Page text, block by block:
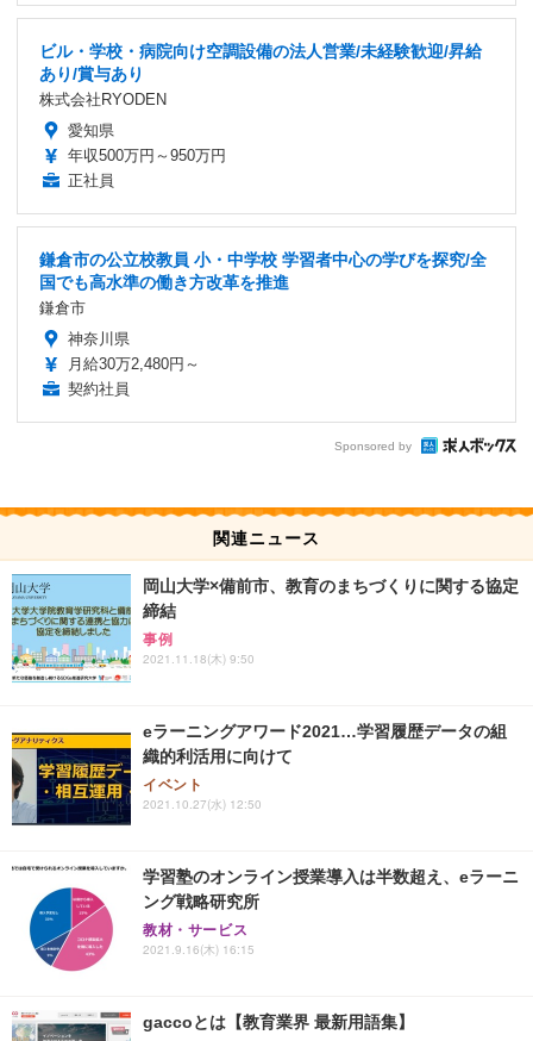
ビル・学校・病院向け空調設備の法人営業/未経験歓迎/昇給
あり/賞与あり
株式会社RYODEN
愛知県
年収500万円～950万円
正社員
鎌倉市の公立校教員 小・中学校 学習者中心の学びを探究/全
国でも高水準の働き方改革を推進
鎌倉市
神奈川県
月給30万2,480円～
契約社員
Sponsored by
関連ニュース
岡山大学×備前市、教育のまちづくりに関する協定
締結
事例
2021.11.18(木) 9:50
eラーニングアワード2021…学習履歴データの組
織的利活用に向けて
イベント
2021.10.27(水) 12:50
学習塾のオンライン授業導入は半数超え、eラーニ
ング戦略研究所
教材・サービス
2021.9.16(木) 16:15
gaccoとは【教育業界 最新用語集】